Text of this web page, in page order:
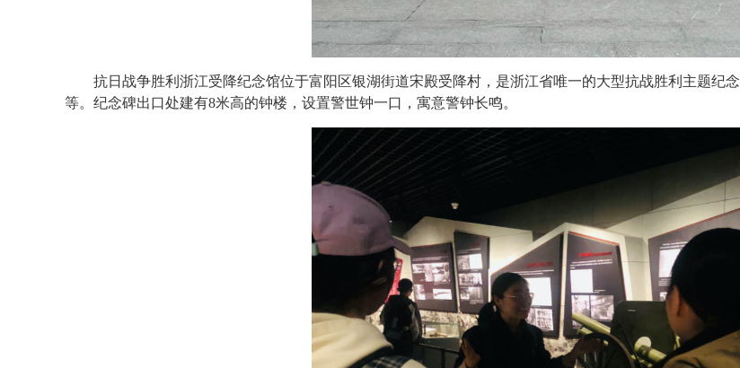
抗日战争胜利浙江受降纪念馆位于富阳区银湖街道宋殿受降村，是浙江省唯一的大型抗战胜利主题纪
等。纪念碑出口处建有8米高的钟楼，设置警世钟一口，寓意警钟长鸣。